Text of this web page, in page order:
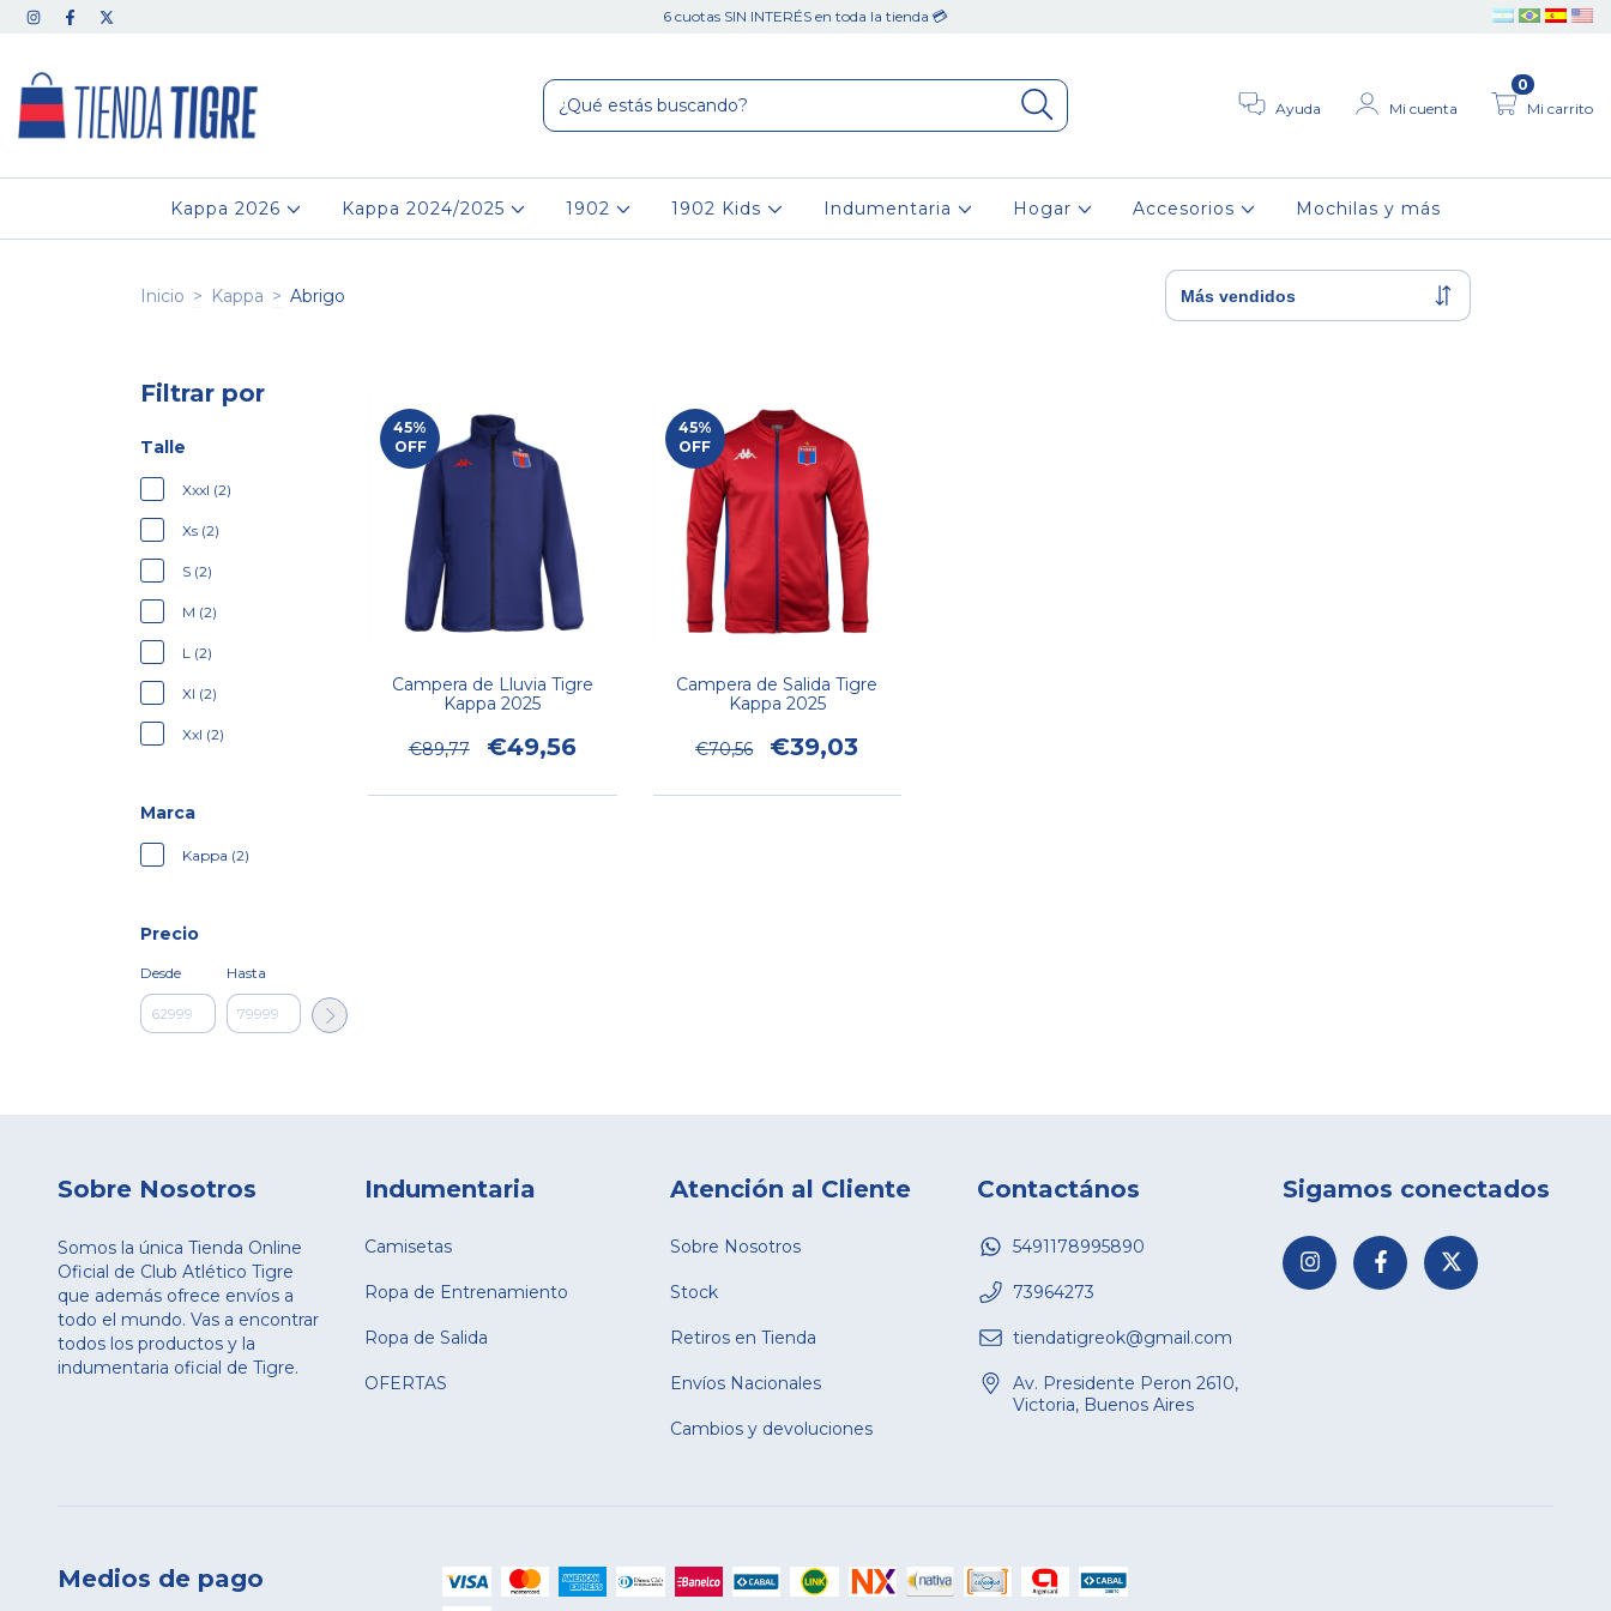
6 cuotas SIN INTERÉS en toda la tienda 💳
Ayuda Mi cuenta Mi carrito
0
Kappa 2026 Kappa 2024/2025 1902 1902 Kids Indumentaria Hogar Accesorios Mochilas y más
Inicio > Kappa > Abrigo
Filtrar por
Talle
Xxxl (2)
Xs (2)
S (2)
M (2)
L (2)
Xl (2)
Xxl (2)
Marca
Kappa (2)
Precio
Desde Hasta
45%
OFF
Campera de Lluvia Tigre
Kappa 2025
€89,77 €49,56
45%
OFF
Campera de Salida Tigre
Kappa 2025
€70,56 €39,03
Sobre Nosotros
Somos la única Tienda Online
Oficial de Club Atlético Tigre
que además ofrece envíos a
todo el mundo. Vas a encontrar
todos los productos y la
indumentaria oficial de Tigre.
Indumentaria
Camisetas
Ropa de Entrenamiento
Ropa de Salida
OFERTAS
Atención al Cliente
Sobre Nosotros
Stock
Retiros en Tienda
Envíos Nacionales
Cambios y devoluciones
Contactános
5491178995890
73964273
tiendatigreok@gmail.com
Av. Presidente Peron 2610,
Victoria, Buenos Aires
Sigamos conectados
Medios de pago